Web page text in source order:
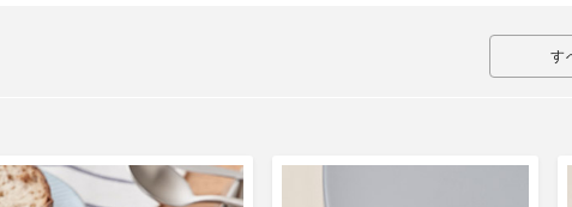
バイク・アウトドア
す